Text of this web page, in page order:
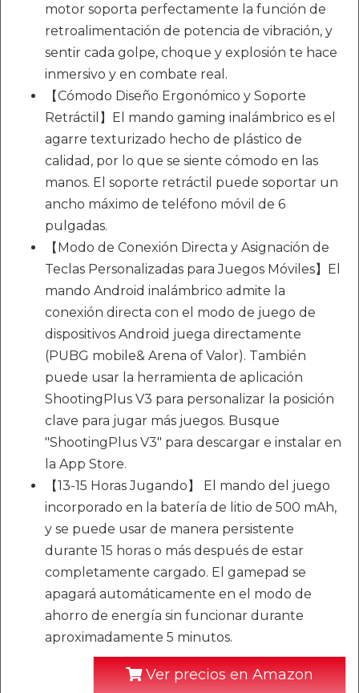
motor soporta perfectamente la función de
retroalimentación de potencia de vibración, y
sentir cada golpe, choque y explosión te hace
inmersivo y en combate real.
【Cómodo Diseño Ergonómico y Soporte
Retráctil】El mando gaming inalámbrico es el
agarre texturizado hecho de plástico de
calidad, por lo que se siente cómodo en las
manos. El soporte retráctil puede soportar un
ancho máximo de teléfono móvil de 6
pulgadas.
【Modo de Conexión Directa y Asignación de
Teclas Personalizadas para Juegos Móviles】El
mando Android inalámbrico admite la
conexión directa con el modo de juego de
dispositivos Android juega directamente
(PUBG mobile& Arena of Valor). También
puede usar la herramienta de aplicación
ShootingPlus V3 para personalizar la posición
clave para jugar más juegos. Busque
"ShootingPlus V3" para descargar e instalar en
la App Store.
【13-15 Horas Jugando】 El mando del juego
incorporado en la batería de litio de 500 mAh,
y se puede usar de manera persistente
durante 15 horas o más después de estar
completamente cargado. El gamepad se
apagará automáticamente en el modo de
ahorro de energía sin funcionar durante
aproximadamente 5 minutos.
Ver precios en Amazon